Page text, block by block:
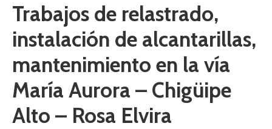
Trabajos de relastrado,
instalación de alcantarillas,
mantenimiento en la vía
María Aurora – Chigüipe
Alto – Rosa Elvira